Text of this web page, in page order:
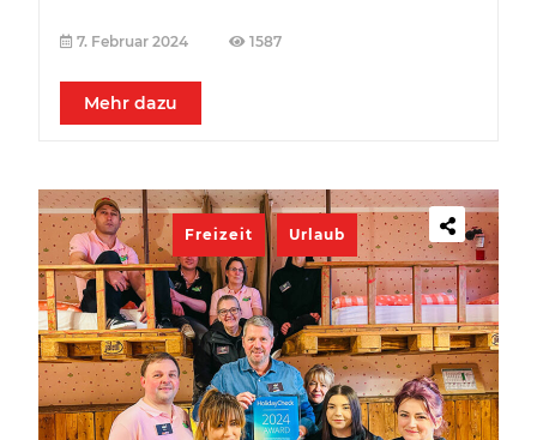
7. Februar 2024 1587
Mehr dazu
Freizeit Urlaub